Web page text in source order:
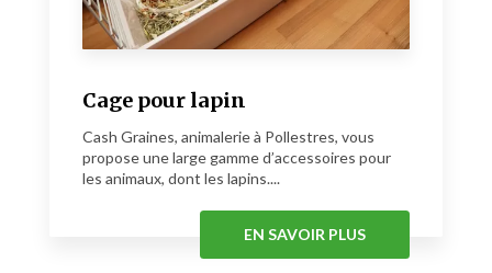
Cage pour lapin
Cash Graines, animalerie à Pollestres, vous
propose une large gamme d’accessoires pour
les animaux, dont les lapins....
EN SAVOIR PLUS